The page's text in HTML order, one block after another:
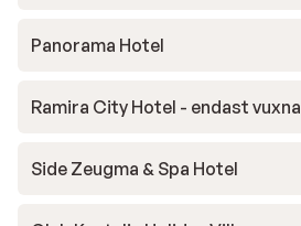
Panorama Hotel
Ramira City Hotel - endast vuxna
Side Zeugma & Spa Hotel